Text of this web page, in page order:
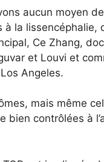
aucun moyen
la lissencéphalie,
Ce Zhang,
et Louvi et
Angeles.
mais même
bien contrôlées à